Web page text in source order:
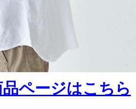
品ページはこちら